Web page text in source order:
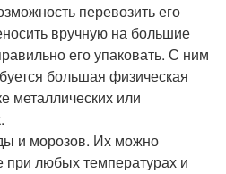
перевозить его
вручную на большие
его упаковать. С ним
большая физическая
металлических или
и морозов. Их можно
при любых температурах и